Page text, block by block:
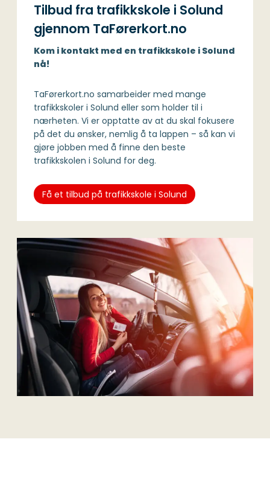
Tilbud fra trafikkskole i Solund
gjennom TaFørerkort.no
Kom i kontakt med en trafikkskole i Solund
nå!
TaFørerkort.no samarbeider med mange
trafikkskoler i Solund eller som holder til i
nærheten. Vi er opptatte av at du skal fokusere
på det du ønsker, nemlig å ta lappen – så kan vi
gjøre jobben med å finne den beste
trafikkskolen i Solund for deg.
Få et tilbud på trafikkskole i Solund